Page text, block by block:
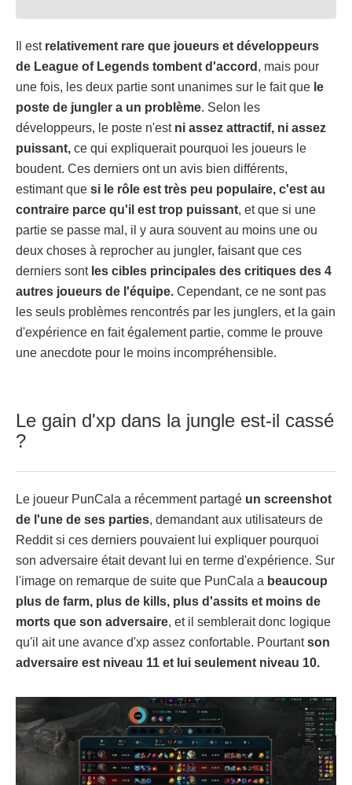
Il est relativement rare que joueurs et développeurs
de League of Legends tombent d'accord , mais pour
une fois, les deux partie sont unanimes sur le fait que le
poste de jungler a un problème. Selon les
développeurs, le poste n'estni assez attractif, ni assez
puissant, ce qui expliquerait pourquoi les joueurs le
boudent. Ces derniers ont un avis bien différents,
estimant que si le rôle est très peu populaire, c'est au
contraire parce qu'il est trop puissant, et que si une
partie se passe mal, il y aura souvent au moins une ou
deux choses à reprocher au jungler, faisant que ces
derniers sontles cibles principales des critiques des 4
autres joueurs de l'équipe. Cependant, ce ne sont pas
les seuls problèmes rencontrés par les junglers, et la gain
d'expérience en fait également partie, comme le prouve
une anecdote pour le moins incompréhensible.
Le gain d'xp dans la jungle est-il cassé
?
Le joueur PunCala a récemment partagé un screenshot
de l'une de ses parties, demandant aux utilisateurs de
Reddit si ces derniers pouvaient lui expliquer pourquoi
son adversaire était devant lui en terme d'expérience. Sur
l'image on remarque de suite que PunCala a beaucoup
plus de farm, plus de kills, plus d'assits et moins de
morts que son adversaire, et il semblerait donc logique
qu'il ait une avance d'xp assez confortable. Pourtantson
adversaire est niveau 11 et lui seulement niveau 10.